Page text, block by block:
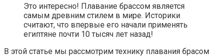
Это интересно! Плавание брассом является
самым древним стилем в мире. Историки
считают, что впервые его начали применять
египтяне почти 10 тысяч лет назад!
В этой статье мы рассмотрим технику плавания брасом